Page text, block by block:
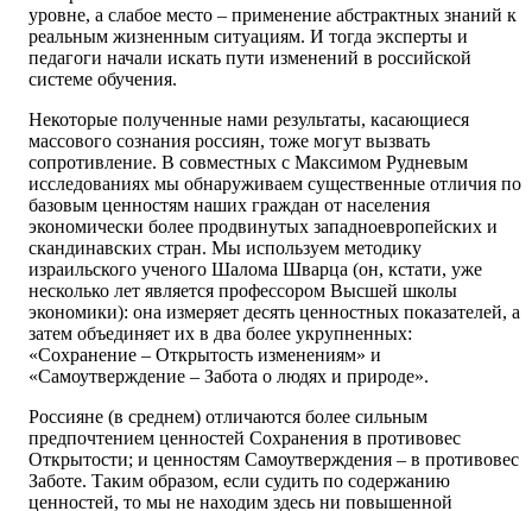
уровне, а слабое место – применение абстрактных знаний к
реальным жизненным ситуациям. И тогда эксперты и
педагоги начали искать пути изменений в российской
системе обучения.
Некоторые полученные нами результаты, касающиеся
массового сознания россиян, тоже могут вызвать
сопротивление. В совместных с Максимом Рудневым
исследованиях мы обнаруживаем существенные отличия по
базовым ценностям наших граждан от населения
экономически более продвинутых западноевропейских и
скандинавских стран. Мы используем методику
израильского ученого Шалома Шварца (он, кстати, уже
несколько лет является профессором Высшей школы
экономики): она измеряет десять ценностных показателей, а
затем объединяет их в два более укрупненных:
«Сохранение – Открытость изменениям» и
«Самоутверждение – Забота о людях и природе».
Россияне (в среднем) отличаются более сильным
предпочтением ценностей Сохранения в противовес
Открытости; и ценностям Самоутверждения – в противовес
Заботе. Таким образом, если судить по содержанию
ценностей, то мы не находим здесь ни повышенной